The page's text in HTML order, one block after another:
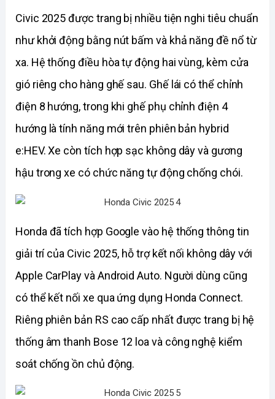
Civic 2025 được trang bị nhiều tiện nghi tiêu chuẩn
như khởi động bằng nút bấm và khả năng đề nổ từ
xa. Hệ thống điều hòa tự động hai vùng, kèm cửa
gió riêng cho hàng ghế sau. Ghế lái có thể chỉnh
điện 8 hướng, trong khi ghế phụ chỉnh điện 4
hướng là tính năng mới trên phiên bản hybrid
e:HEV. Xe còn tích hợp sạc không dây và gương
hậu trong xe có chức năng tự động chống chói.
Honda đã tích hợp Google vào hệ thống thông tin
giải trí của Civic 2025, hỗ trợ kết nối không dây với
Apple CarPlay và Android Auto. Người dùng cũng
có thể kết nối xe qua ứng dụng Honda Connect.
Riêng phiên bản RS cao cấp nhất được trang bị hệ
thống âm thanh Bose 12 loa và công nghệ kiểm
soát chống ồn chủ động.